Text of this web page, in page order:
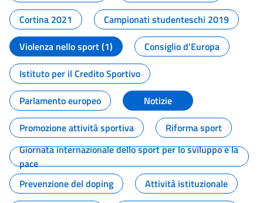
Cortina 2021
Campionati studenteschi 2019
Violenza nello sport (1)
Consiglio d'Europa
Istituto per il Credito Sportivo
Parlamento europeo
Notizie
Promozione attività sportiva
Riforma sport
Giornata internazionale dello sport per lo sviluppo e la
pace
Prevenzione del doping
Attività istituzionale